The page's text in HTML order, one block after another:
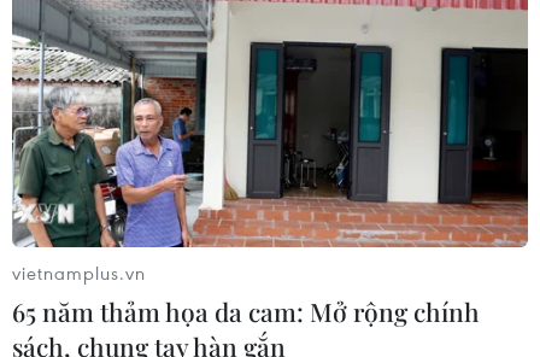
vietnamplus.vn
65 năm thảm họa da cam: Mở rộng chính
sách, chung tay hàn gắn